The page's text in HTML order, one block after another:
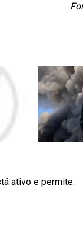
ativo e permite.